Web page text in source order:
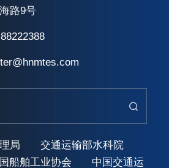
路9号
局
交通运输部水科院
船舶工业协会 中国交通运